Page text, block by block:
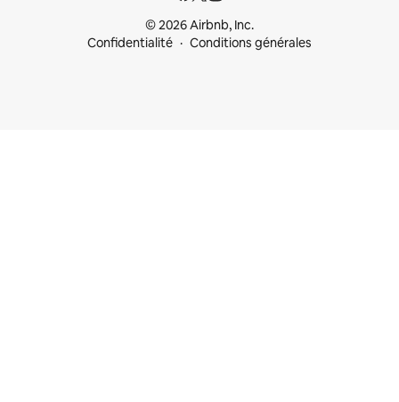
© 2026 Airbnb, Inc.
Confidentialité
Conditions générales